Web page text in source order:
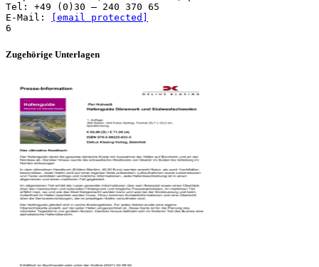
Tel: +49 (0)30 – 240 370 65
E-Mail:
[email protected]
Zugehörige Unterlagen